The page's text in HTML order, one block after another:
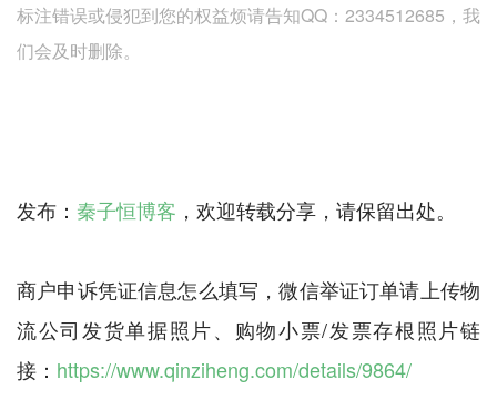
标注错误或侵犯到您的权益烦请告知QQ：2334512685，我
们会及时删除。
发布： 秦子恒博客 ，欢迎转载分享，请保留出处。
商户申诉凭证信息怎么填写，微信举证订单请上传物
流公司发货单据照片、购物小票/发票存根照片链
接： https://www.qinziheng.com/details/9864/